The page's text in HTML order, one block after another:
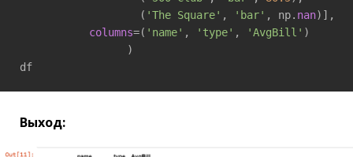
                   (
'The Square' , 'bar' , np. nan)],
columns=( 'name' , 'type' , 'AvgBill' )
                 )
df
Выход: